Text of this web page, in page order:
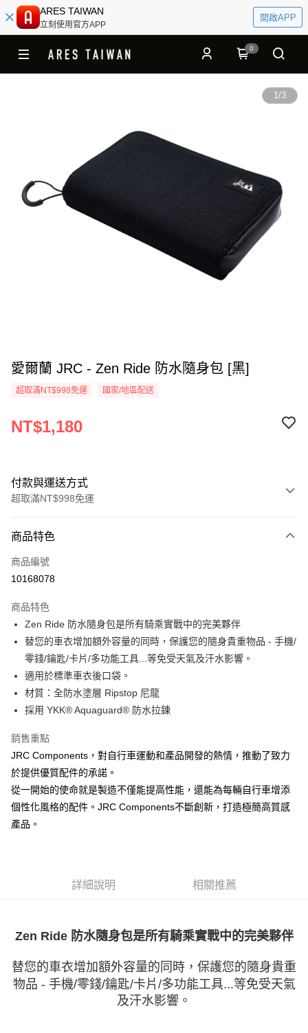
ARES TAIWAN
立刻使用官方APP
開啟APP
0
1/3
愛爾蘭 JRC - Zen Ride 防水隨身包 [黑]
超取滿NT$998免運 國家/地區配送
NT$1,180
付款與運送方式
超取滿NT$998免運
信用卡一次付款
信用卡分期付款
合作金庫商業銀行
華南商業銀行
彰化商業銀行
上海商業儲蓄銀行
台北富邦商業銀行
國泰世華商業銀行
兆豐國際商業銀行
臺灣中小企業銀行
匯豐（台灣）商業銀行
聯邦商業銀行
元大商業銀行
永豐商業銀行
台新國際商業銀行
台灣樂天信用卡公司
超商取貨付款
LINE Pay
Apple Pay
街口支付
Google Pay
全盈+PAY
大哥付你分期
相關說明
【大哥付你分期使用說明】
3.實際核准額度、可分期數及費用金額請依後續交易確認頁面所載為準。
法說明評估內容。
【繳款方式說明】
醒簡訊。
2.透過簡訊連結打開帳單後，可選擇「超商條碼／台灣大直營門市／銀行轉
帳／街口支付／iPASS MONEY」等通路繳費。
AFTEE先享後付是「在收到商品之後才付款」的支付方式。 讓您購物簡單
３．安心：先確認商品／服務後，再付款。
１．於結帳方式選擇「AFTEE先享後付」後，將跳轉至「AFTEE先享後付」
結帳頁面，進行簡訊認證並確認金額後，即可完成結帳。
２．訂單成立數日內，您將收到繳費通知簡訊。
３．收到繳費通知簡訊後14天內，點擊此簡訊中的連結，可透過四大超商／
全家取貨付款
全家純取貨
每筆NT$60，滿NT$998(含以上)免運費
商品特色
商品編號
10168078
商品特色
Zen Ride 防水隨身包是所有騎乘實戰中的完美夥伴
替您的車衣增加額外容量的同時，保護您的隨身貴重物品 - 手機/
零錢/鑰匙/卡片/多功能工具...等免受天氣及汗水影響。
適用於標準車衣後口袋。
材質：全防水塗層 Ripstop 尼龍
採用 YKK® Aquaguard® 防水拉鍊
銷售重點
JRC Components，對自行車運動和產品開發的熱情，推動了致力
於提供優質配件的承諾。
從一開始的使命就是製造不僅能提高性能，還能為每輛自行車增添
個性化風格的配件。JRC Components不斷創新，打造極簡高質感
產品。
詳細說明 相關推薦
Zen Ride 防水隨身包是所有騎乘實戰中的完美夥伴
替您的車衣增加額外容量的同時，保護您的隨身貴重
物品 - 手機/零錢/鑰匙/卡片/多功能工具...等免受天氣
及汗水影響。